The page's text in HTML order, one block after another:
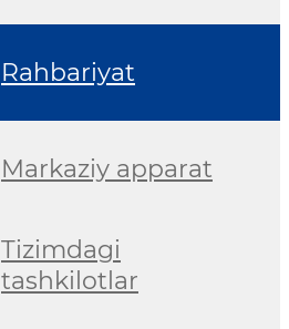
Rahbariyat
Markaziy apparat
Tizimdagi
tashkilotlar